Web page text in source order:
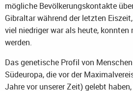
mögliche Bevölkerungskontakte
Gibraltar während der letzten
viel niedriger war als heute,
werden.
Das genetische Profil von
Südeuropa, die vor der
Jahre vor unserer Zeit) gelebt